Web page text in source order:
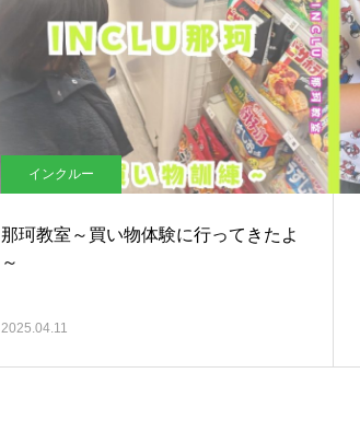
インクルー
那珂教室～買い物体験に行ってきたよ
～
2025.04.11